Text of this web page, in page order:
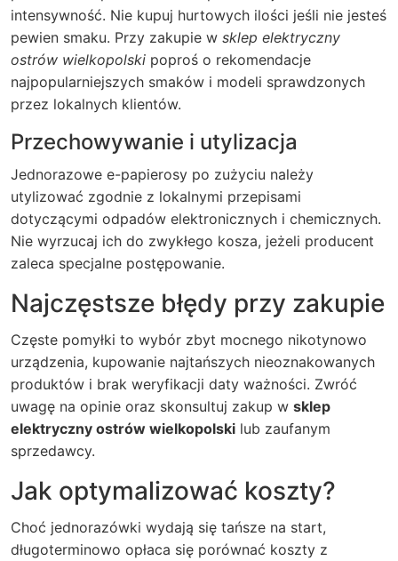
intensywność. Nie kupuj hurtowych ilości jeśli nie jesteś
pewien smaku. Przy zakupie w sklep elektryczny
ostrów wielkopolski poproś o rekomendacje
najpopularniejszych smaków i modeli sprawdzonych
przez lokalnych klientów.
Przechowywanie i utylizacja
Jednorazowe e-papierosy po zużyciu należy
utylizować zgodnie z lokalnymi przepisami
dotyczącymi odpadów elektronicznych i chemicznych.
Nie wyrzucaj ich do zwykłego kosza, jeżeli producent
zaleca specjalne postępowanie.
Najczęstsze błędy przy zakupie
Częste pomyłki to wybór zbyt mocnego nikotynowo
urządzenia, kupowanie najtańszych nieoznakowanych
produktów i brak weryfikacji daty ważności. Zwróć
uwagę na opinie oraz skonsultuj zakup w sklep
elektryczny ostrów wielkopolski lub zaufanym
sprzedawcy.
Jak optymalizować koszty?
Choć jednorazówki wydają się tańsze na start,
długoterminowo opłaca się porównać koszty z